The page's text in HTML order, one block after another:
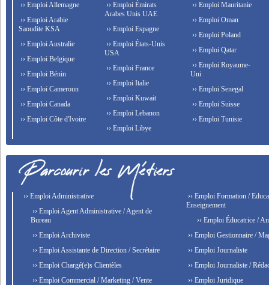
›› Emploi Allemagne
›› Emploi Arabie
Saoudite KSA
›› Emploi Australie
›› Emploi Belgique
›› Emploi Bénin
›› Emploi Cameroun
›› Emploi Canada
›› Emploi Côte d'Ivoire
›› Emploi Émirats
Arabes Unis UAE
›› Emploi Espagne
›› Emploi États-Unis
USA
›› Emploi France
›› Emploi Italie
›› Emploi Kuwait
›› Emploi Lebanon
›› Emploi Libye
›› Emploi Mauritanie
›› Emploi Oman
›› Emploi Poland
›› Emploi Qatar
›› Emploi Royaume-
Uni
›› Emploi Senegal
›› Emploi Suisse
›› Emploi Tunisie
›› Emploi Administrative
›› Emploi Agent Administrative / Agent de
Bureau
›› Emploi Archiviste
›› Emploi Assistante de Direction / Secrétaire
›› Emploi Chargé(e)s Clientèles
›› Emploi Commercial / Marketing / Vente
›› Emploi Formation /
Enseignement
›› Emploi Éducatrice /
›› Emploi Gestionnaire /
›› Emploi Journaliste
›› Emploi Journaliste /
›› Emploi Juridique